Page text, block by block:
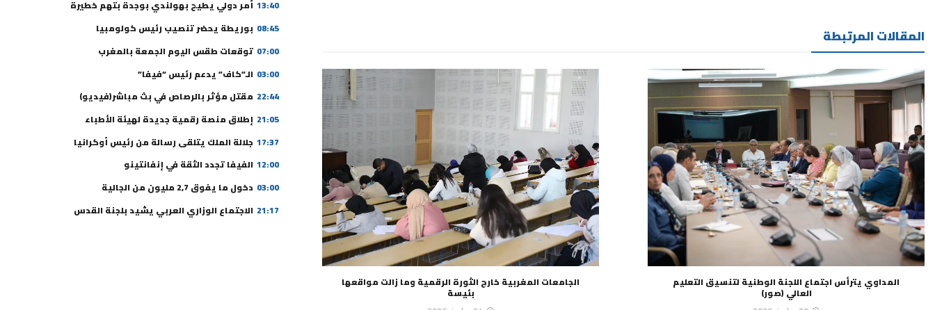
المقالات المرتبطة
المداوي يترأس اجتماع اللجنة الوطنية لتنسيق التعليم
العالي (صور)
الجامعات المغربية خارج الثورة الرقمية وما زالت مواقعها
بئيسة
13:40 أمر دولي يطيح بهولندي بوجدة بتهم خطيرة
08:45 بوريطة يحضر تنصيب رئيس كولومبيا
07:00 توقعات طقس اليوم الجمعة بالمغرب
03:00 الـ”كاف” يدعم رئيس “فيفا”
22:44 مقتل مؤثر بالرصاص في بث مباشر(فيديو)
21:05 إطلاق منصة رقمية جديدة لهيئة الأطباء
17:37 جلالة الملك يتلقى رسالة من رئيس أوكرانيا
12:00 الفيفا تجدد الثقة في إنفانتينو
03:00 دخول ما يفوق 2,7 مليون من الجالية
21:17 الاجتماع الوزاري العربي يشيد بلجنة القدس